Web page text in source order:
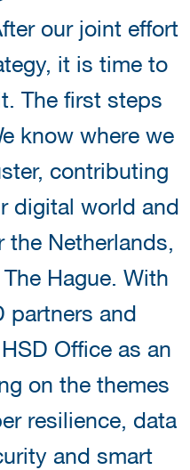
our joint effort
it is time to
The first steps
know where we
contributing
digital world and
the Netherlands,
Hague. With
partners and
Office as an
on the themes
resilience, data
and smart